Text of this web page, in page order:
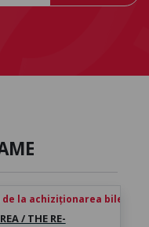
la achiziționarea biletului
/ THE RE-